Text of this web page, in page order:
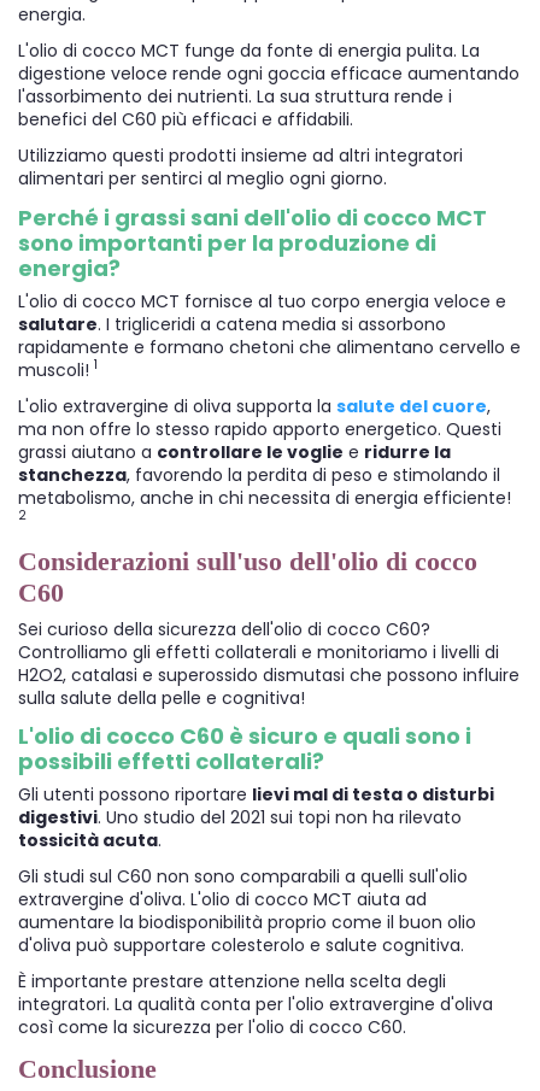
energia.
L'olio di cocco MCT funge da fonte di energia pulita. La
digestione veloce rende ogni goccia efficace aumentando
l'assorbimento dei nutrienti. La sua struttura rende i
benefici del C60 più efficaci e affidabili.
Utilizziamo questi prodotti insieme ad altri integratori
alimentari per sentirci al meglio ogni giorno.
Perché i grassi sani dell'olio di cocco MCT
sono importanti per la produzione di
energia?
L'olio di cocco MCT fornisce al tuo corpo energia veloce e
salutare. I trigliceridi a catena media si assorbono
rapidamente e formano chetoni che alimentano cervello e
muscoli! 1
L'olio extravergine di oliva supporta la salute del cuore,
ma non offre lo stesso rapido apporto energetico. Questi
grassi aiutano a controllare le voglie e ridurre la
stanchezza, favorendo la perdita di peso e stimolando il
metabolismo, anche in chi necessita di energia efficiente!
2
Considerazioni sull'uso dell'olio di cocco
C60
Sei curioso della sicurezza dell'olio di cocco C60?
Controlliamo gli effetti collaterali e monitoriamo i livelli di
H2O2, catalasi e superossido dismutasi che possono influire
sulla salute della pelle e cognitiva!
L'olio di cocco C60 è sicuro e quali sono i
possibili effetti collaterali?
Gli utenti possono riportare lievi mal di testa o disturbi
digestivi. Uno studio del 2021 sui topi non ha rilevato
tossicità acuta.
Gli studi sul C60 non sono comparabili a quelli sull'olio
extravergine d'oliva. L'olio di cocco MCT aiuta ad
aumentare la biodisponibilità proprio come il buon olio
d'oliva può supportare colesterolo e salute cognitiva.
È importante prestare attenzione nella scelta degli
integratori. La qualità conta per l'olio extravergine d'oliva
così come la sicurezza per l'olio di cocco C60.
Conclusione